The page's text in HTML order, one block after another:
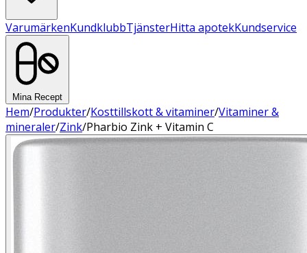
VarumärkenKundklubbTjänsterHitta apotekKundservice
Mina Recept
Hem/Produkter/Kosttillskott & vitaminer/Vitaminer &
mineraler/Zink/Pharbio Zink + Vitamin C